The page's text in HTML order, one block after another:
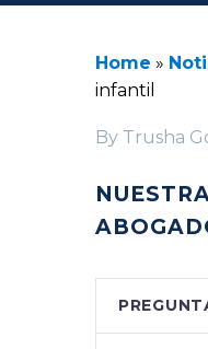
Home »
infantil
By Trusha